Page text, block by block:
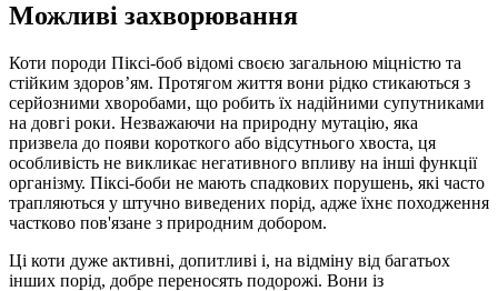
Можливі захворювання
Коти породи Піксі-боб відомі своєю загальною міцністю та
стійким здоров’ям. Протягом життя вони рідко стикаються з
серйозними хворобами, що робить їх надійними супутниками
на довгі роки. Незважаючи на природну мутацію, яка
призвела до появи короткого або відсутнього хвоста, ця
особливість не викликає негативного впливу на інші функції
організму. Піксі-боби не мають спадкових порушень, які часто
трапляються у штучно виведених порід, адже їхнє походження
частково пов'язане з природним добором.
Ці коти дуже активні, допитливі і, на відміну від багатьох
інших порід, добре переносять подорожі. Вони із